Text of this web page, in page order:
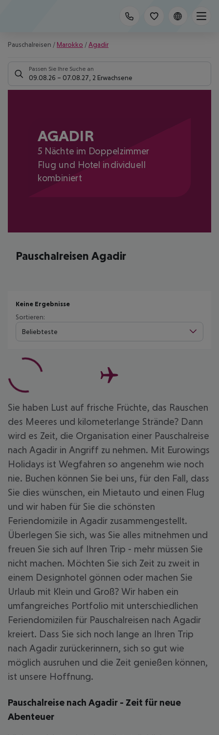
Pauschalreisen / Marokko /Agadir
Passen Sie Ihre Suche an
09.08.26 – 07.08.27 2 Erwachsene
AGADIR
5 Nächte im Doppelzimmer
Flug und Hotel individuell
kombiniert
Pauschalreisen Agadir
Keine Ergebnisse
Sortieren:
Beliebteste
Sie haben Lust auf frische Früchte, das Rauschen
des Meeres und kilometerlange Strände? Dann
wird es Zeit, die Organisation einer Pauschalreise
nach Agadir in Angriff zu nehmen. Mit Eurowings
Holidays ist Wegfahren so angenehm wie noch
nie. Buchen können Sie bei uns, für den Fall, dass
Sie dies wünschen, ein Mietauto und einen Flug
und wir haben für Sie die schönsten
Feriendomizile in Agadir zusammengestellt.
Überlegen Sie sich, was Sie alles mitnehmen und
freuen Sie sich auf Ihren Trip - mehr müssen Sie
nicht machen. Möchten Sie sich Zeit zu zweit in
einem Designhotel gönnen oder machen Sie
Urlaub mit Klein und Groß? Wir haben ein
umfangreiches Portfolio mit unterschiedlichen
Feriendomizilen für Pauschalreisen nach Agadir
kreiert. Dass Sie sich noch lange an Ihren Trip
nach Agadir zurückerinnern, sich so gut wie
möglich ausruhen und die Zeit genießen können,
ist unsere Hoffnung.
Pauschalreise nach Agadir - Zeit für neue
Abenteuer